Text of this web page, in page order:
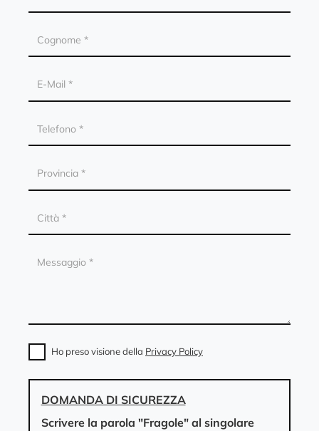
Ho preso visione della Privacy Policy
DOMANDA DI SICUREZZA
Scrivere la parola "Fragole" al singolare